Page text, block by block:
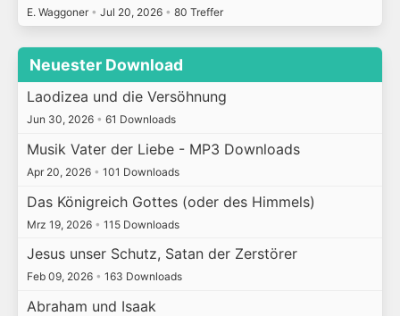
E. Waggoner • Jul 20, 2026 • 80 Treffer
Neuester Download
Laodizea und die Versöhnung
Jun 30, 2026 • 61 Downloads
Musik Vater der Liebe - MP3 Downloads
Apr 20, 2026 • 101 Downloads
Das Königreich Gottes (oder des Himmels)
Mrz 19, 2026 • 115 Downloads
Jesus unser Schutz, Satan der Zerstörer
Feb 09, 2026 • 163 Downloads
Abraham und Isaak